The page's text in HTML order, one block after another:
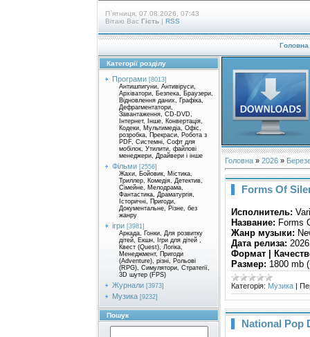
П`ятниця, 07.08.2026, 07:43
Вітаю Вас Гість | RSS
Головна
Категорії розділу
Програми [8013]
Антишпигуни, Антивіруси,
Архіватори, Безпека, Браузери,
Відновлення даних, Графіка,
Дефрагментатори,
Завантаження, CD-DVD,
Інтернет, Інше, Конвертація,
Кодеки, Мультимедіа, Офіс,
розробка, Прекраси, Робота з
PDF, Системні, Софт для
мобілок, Утилити, файлові
менеджери, Драйвери і інше
Фільми [2556]
Жахи, Бойовик, Містика,
Триллер, Комедія, Детектив,
Сімейне, Мелодрама,
Фантастика, Драматургія,
Історичні, Пригоди,
Документальне, Різне, без
жанру
ігри [3981]
Аркада, Гонки, Для розвитку
дітей, Екшн, Ігри для дітей ,
Квест (Quest), Логіка,
Менеджмент, Пригоди
(Adventure), різні, Рольові
(RPG), Симулятори, Стратегії,
3D шутер (FPS)
Журнали [3973]
Музика [9232]
Пошук
Головна » 2026 »
Forms Of
Исполнитель:
Название: Forms
Жанр музыки:
Дата релиза: 2026
Формат |
Размер: 1800 mb
Категорія: Музика |
National Pop